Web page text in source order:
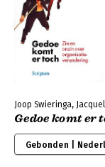
Joop Swieringa,
Gedoe komt er
Gebonden |